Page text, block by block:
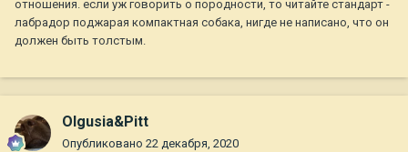
отношения. если уж говорить о породности, то читайте стандарт -
лабрадор поджарая компактная собака, нигде не написано, что он
должен быть толстым.
Olgusia&Pitt
Опубликовано 22 декабря, 2020